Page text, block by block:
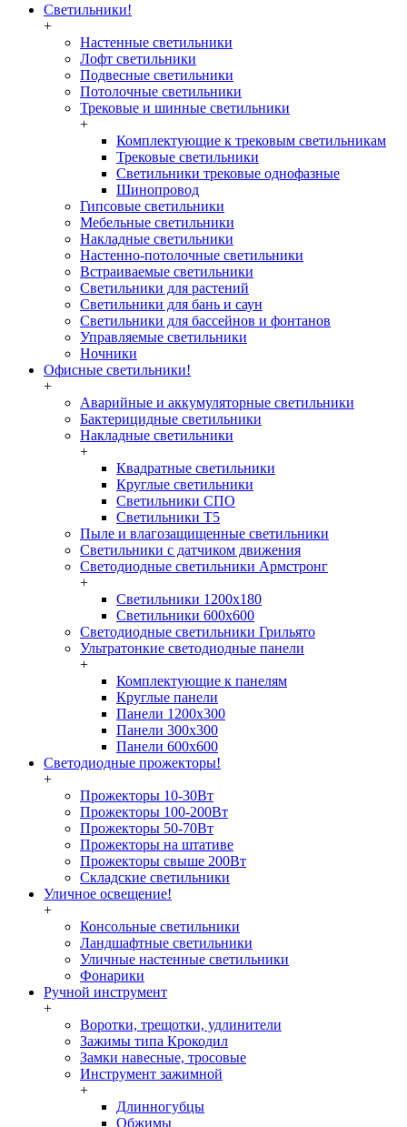
Светильники!
+
Настенные светильники
Лофт светильники
Подвесные светильники
Потолочные светильники
Трековые и шинные светильники
+
Комплектующие к трековым светильникам
Трековые светильники
Светильники трековые однофазные
Шинопровод
Гипсовые светильники
Мебельные светильники
Накладные светильники
Настенно-потолочные светильники
Встраиваемые светильники
Светильники для растений
Светильники для бань и саун
Светильники для бассейнов и фонтанов
Управляемые светильники
Ночники
Офисные светильники!
+
Аварийные и аккумуляторные светильники
Бактерицидные светильники
Накладные светильники
+
Квадратные светильники
Круглые светильники
Светильники СПО
Светильники Т5
Пыле и влагозащищенные светильники
Светильники с датчиком движения
Светодиодные светильники Армстронг
+
Светильники 1200х180
Светильники 600х600
Светодиодные светильники Грильято
Ультратонкие светодиодные панели
+
Комплектующие к панелям
Круглые панели
Панели 1200х300
Панели 300х300
Панели 600х600
Светодиодные прожекторы!
+
Прожекторы 10-30Вт
Прожекторы 100-200Вт
Прожекторы 50-70Вт
Прожекторы на штативе
Прожекторы свыше 200Вт
Складские светильники
Уличное освещение!
+
Консольные светильники
Ландшафтные светильники
Уличные настенные светильники
Фонарики
Ручной инструмент
+
Воротки, трещотки, удлинители
Зажимы типа Крокодил
Замки навесные, тросовые
Инструмент зажимной
+
Длинногубцы
Обжимы